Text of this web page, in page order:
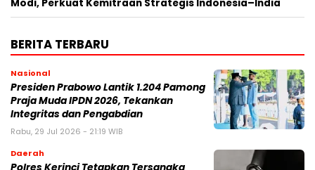
Modi, Perkuat Kemitraan Strategis Indonesia–India
BERITA TERBARU
Nasional
Presiden Prabowo Lantik 1.204 Pamong
Praja Muda IPDN 2026, Tekankan
Integritas dan Pengabdian
Rabu, 29 Jul 2026 - 21:19 WIB
Daerah